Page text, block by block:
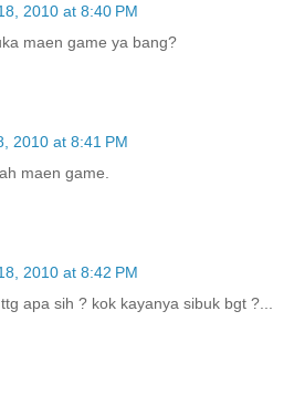
2010 at 8:40 PM
maen game ya bang?
2010 at 8:41 PM
maen game.
2010 at 8:42 PM
apa sih ? kok kayanya sibuk bgt ?...